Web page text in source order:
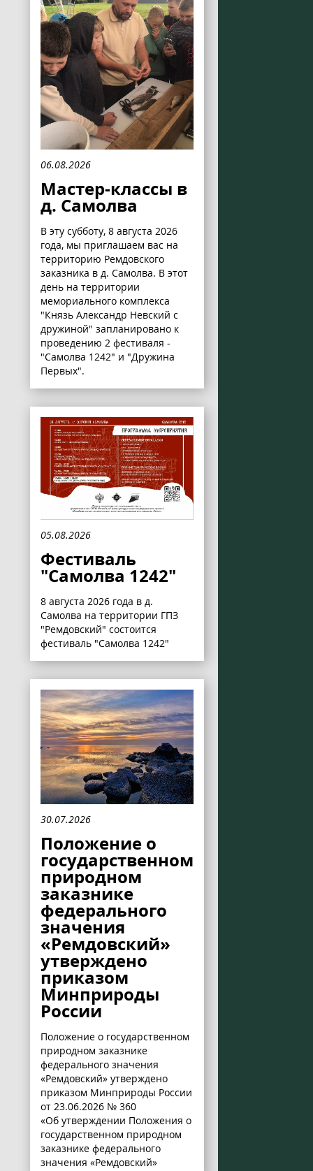
06.08.2026
Мастер-классы в
д. Самолва
В эту субботу, 8 августа 2026
года, мы приглашаем вас на
территорию Ремдовского
заказника в д. Самолва. В этот
день на территории
мемориального комплекса
"Князь Александр Невский с
дружиной" запланировано к
проведению 2 фестиваля -
"Самолва 1242" и "Дружина
Первых".
05.08.2026
Фестиваль
"Самолва 1242"
8 августа 2026 года в д.
Самолва на территории ГПЗ
"Ремдовский" состоится
фестиваль "Самолва 1242"
30.07.2026
Положение о
государственном
природном
заказнике
федерального
значения
«Ремдовский»
утверждено
приказом
Минприроды
России
Положение о государственном
природном заказнике
федерального значения
«Ремдовский» утверждено
приказом Минприроды России
от 23.06.2026 № 360
«Об утверждении Положения о
государственном природном
заказнике федерального
значения «Ремдовский»